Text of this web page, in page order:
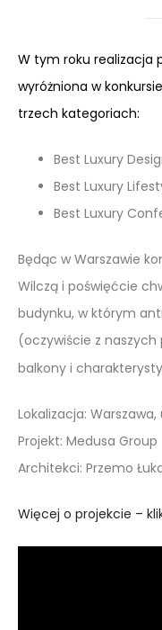
W tym roku realizacja
wyróżniona w konkursie
trzech kategoriach:
Best Luxury
Best Luxury
Best Luxury
Będąc w Warszawie
Wilczą i poświęćcie
budynku, w którym
(oczywiście z naszych
balkony i
Lokalizacja: Warszawa,
Projekt: Medusa Group
Architekci: Przemo
Więcej o projekcie –